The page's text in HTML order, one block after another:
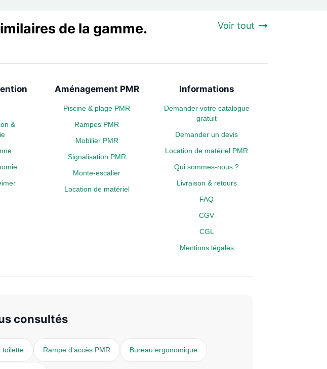
de la gamme. Voir tout
&
Aménagement PMR
Piscine & plage PMR
Rampes PMR
Mobilier PMR
Signalisation PMR
Monte-escalier
Location de matériel
Informations
Demander votre catalogue
gratuit
Demander un devis
Location de matériel PMR
Qui sommes-nous ?
Livraison & retours
FAQ
CGV
CGL
Mentions légales
consultés
toilette Rampe d'accès PMR Bureau ergonomique